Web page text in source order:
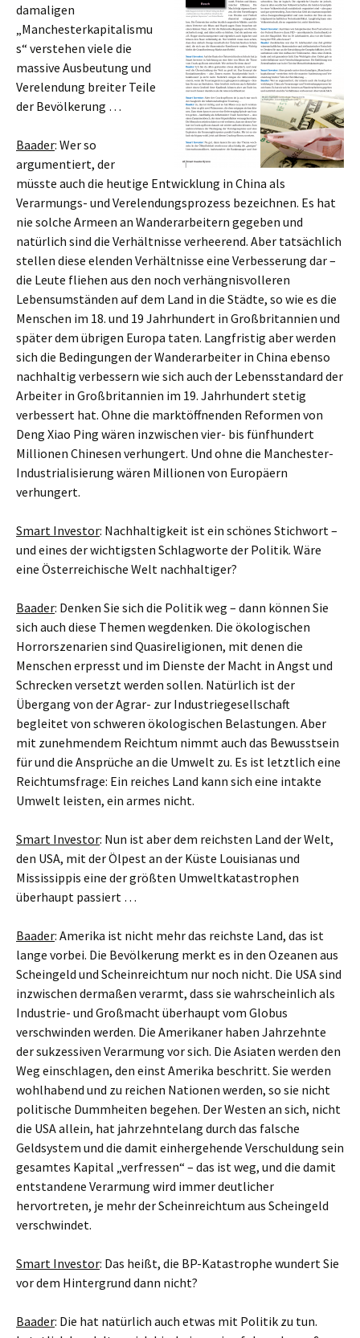
damaligen
„Manchesterkapitalismu
s“ verstehen viele die
massive Ausbeutung und
Verelendung breiter Teile
der Bevölkerung …
Baader: Wer so
argumentiert, der
müsste auch die heutige Entwicklung in China als
Verarmungs- und Verelendungsprozess bezeichnen. Es hat
nie solche Armeen an Wanderarbeitern gegeben und
natürlich sind die Verhältnisse verheerend. Aber tatsächlich
stellen diese elenden Verhältnisse eine Verbesserung dar –
die Leute fliehen aus den noch verhängnisvolleren
Lebensumständen auf dem Land in die Städte, so wie es die
Menschen im 18. und 19 Jahrhundert in Großbritannien und
später dem übrigen Europa taten. Langfristig aber werden
sich die Bedingungen der Wanderarbeiter in China ebenso
nachhaltig verbessern wie sich auch der Lebensstandard der
Arbeiter in Großbritannien im 19. Jahrhundert stetig
verbessert hat. Ohne die marktöffnenden Reformen von
Deng Xiao Ping wären inzwischen vier- bis fünfhundert
Millionen Chinesen verhungert. Und ohne die Manchester-
Industrialisierung wären Millionen von Europäern
verhungert.
Smart Investor: Nachhaltigkeit ist ein schönes Stichwort –
und eines der wichtigsten Schlagworte der Politik. Wäre
eine Österreichische Welt nachhaltiger?
Baader: Denken Sie sich die Politik weg – dann können Sie
sich auch diese Themen wegdenken. Die ökologischen
Horrorszenarien sind Quasireligionen, mit denen die
Menschen erpresst und im Dienste der Macht in Angst und
Schrecken versetzt werden sollen. Natürlich ist der
Übergang von der Agrar- zur Industriegesellschaft
begleitet von schweren ökologischen Belastungen. Aber
mit zunehmendem Reichtum nimmt auch das Bewusstsein
für und die Ansprüche an die Umwelt zu. Es ist letztlich eine
Reichtumsfrage: Ein reiches Land kann sich eine intakte
Umwelt leisten, ein armes nicht.
Smart Investor: Nun ist aber dem reichsten Land der Welt,
den USA, mit der Ölpest an der Küste Louisianas und
Mississippis eine der größten Umweltkatastrophen
überhaupt passiert …
Baader: Amerika ist nicht mehr das reichste Land, das ist
lange vorbei. Die Bevölkerung merkt es in den Ozeanen aus
Scheingeld und Scheinreichtum nur noch nicht. Die USA sind
inzwischen dermaßen verarmt, dass sie wahrscheinlich als
Industrie- und Großmacht überhaupt vom Globus
verschwinden werden. Die Amerikaner haben Jahrzehnte
der sukzessiven Verarmung vor sich. Die Asiaten werden den
Weg einschlagen, den einst Amerika beschritt. Sie werden
wohlhabend und zu reichen Nationen werden, so sie nicht
politische Dummheiten begehen. Der Westen an sich, nicht
die USA allein, hat jahrzehntelang durch das falsche
Geldsystem und die damit einhergehende Verschuldung sein
gesamtes Kapital „verfressen“ – das ist weg, und die damit
entstandene Verarmung wird immer deutlicher
hervortreten, je mehr der Scheinreichtum aus Scheingeld
verschwindet.
Smart Investor: Das heißt, die BP-Katastrophe wundert Sie
vor dem Hintergrund dann nicht?
Baader: Die hat natürlich auch etwas mit Politik zu tun.